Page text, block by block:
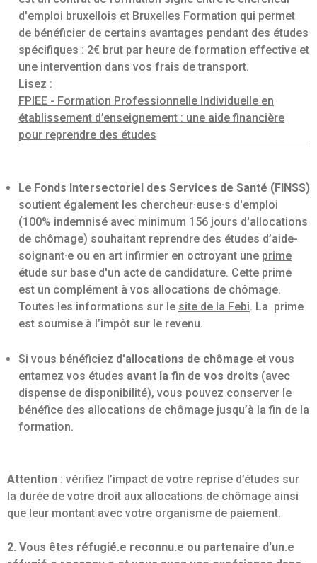
d'emploi bruxellois et Bruxelles Formation qui permet
de bénéficier de certains avantages pendant des études
spécifiques : 2€ brut par heure de formation effective et
une intervention dans vos frais de transport.
Lisez :
FPIEE - Formation Professionnelle Individuelle en
établissement d’enseignement : une aide financière
pour reprendre des études
Le Fonds Intersectoriel des Services de Santé (FINSS)
soutient également les chercheur·euse·s d'emploi
(100% indemnisé avec minimum 156 jours d'allocations
de chômage) souhaitant reprendre des études d’aide-
soignant·e ou en art infirmier en octroyant une prime
étude sur base d'un acte de candidature. Cette prime
est un complément à vos allocations de chômage.
Toutes les informations sur le site de la Febi. La prime
est soumise à l’impôt sur le revenu.
Si vous bénéficiez d'allocations de chômage et vous
entamez vos études avant la fin de vos droits (avec
dispense de disponibilité), vous pouvez conserver le
bénéfice des allocations de chômage jusqu’à la fin de la
formation.
Attention : vérifiez l’impact de votre reprise d’études sur
la durée de votre droit aux allocations de chômage ainsi
que leur montant avec votre organisme de paiement.
2. Vous êtes réfugié.e reconnu.e ou partenaire d'un.e